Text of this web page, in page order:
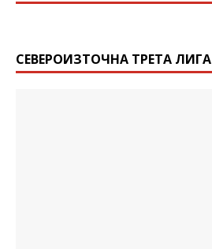
СЕВЕРОИЗТОЧНА ТРЕТА ЛИГА